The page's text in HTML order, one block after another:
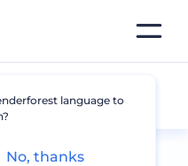
language to
No, thanks